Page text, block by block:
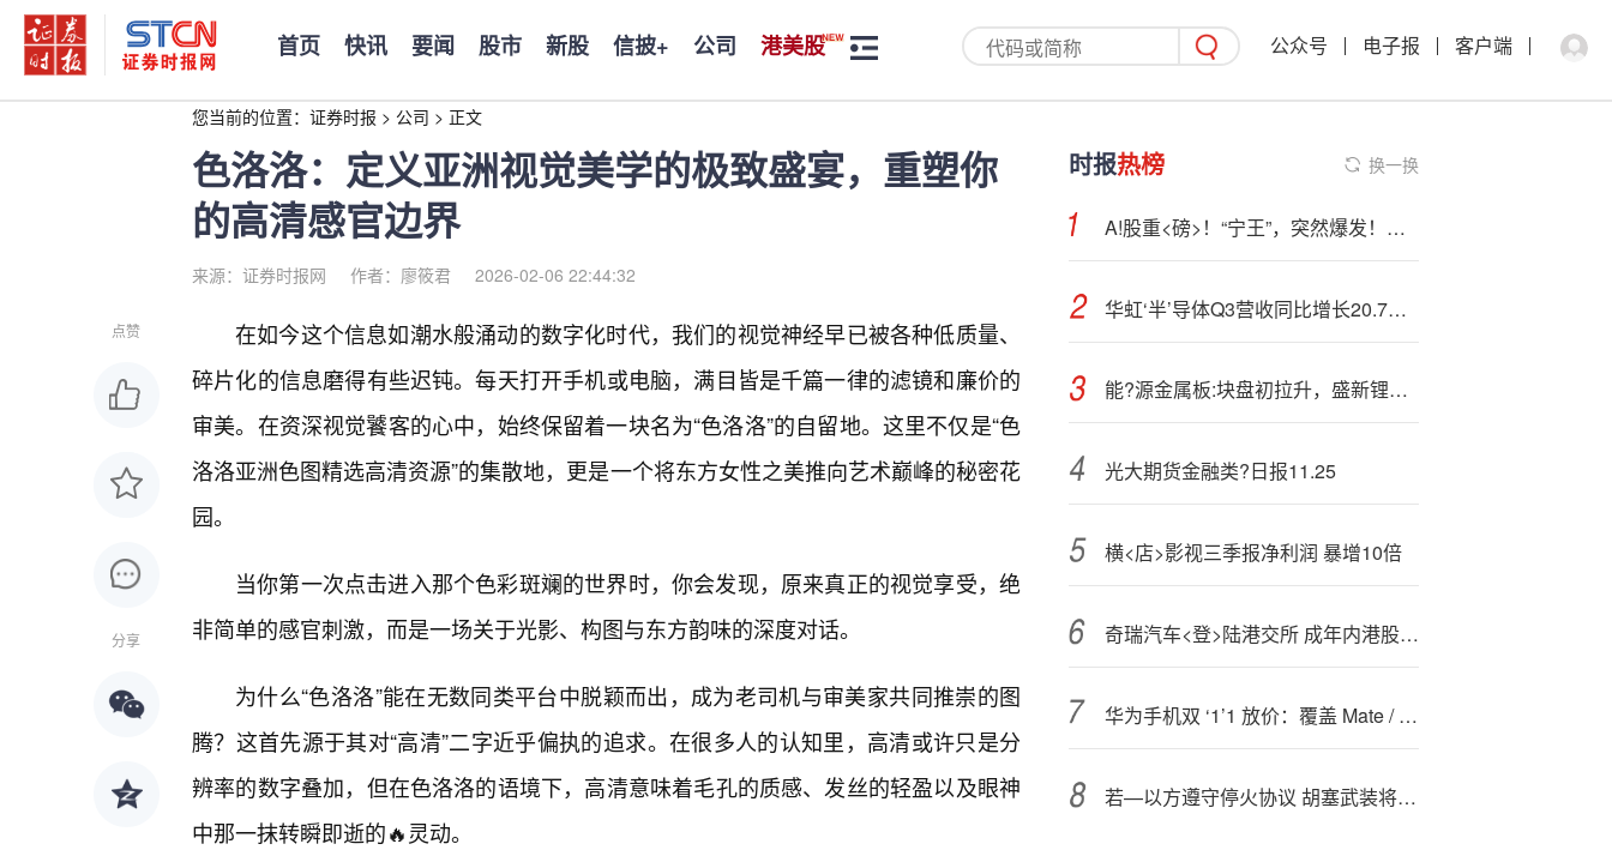
首页 快讯 要闻 股市 新股 信披+ 公司 港美股 公众号 电子报 客户端
您当前的位置： 证券时报 > 公司 > 正文
色洛洛：定义亚洲视觉美学的极致盛宴，重塑你
的高清感官边界
来源：证券时报网 作者：廖筱君 2026-02-06 22:44:32
点赞
分享
在如今这个信息如潮水般涌动的数字化时代，我们的视觉神经早已被各种低质量、
碎片化的信息磨得有些迟钝。每天打开手机或电脑，满目皆是千篇一律的滤镜和廉价的
审美。在资深视觉饕客的心中，始终保留着一块名为“色洛洛”的自留地。这里不仅是“色
洛洛亚洲色图精选高清资源”的集散地，更是一个将东方女性之美推向艺术巅峰的秘密花
园。
当你第一次点击进入那个色彩斑斓的世界时，你会发现，原来真正的视觉享受，绝
非简单的感官刺激，而是一场关于光影、构图与东方韵味的深度对话。
为什么“色洛洛”能在无数同类平台中脱颖而出，成为老司机与审美家共同推崇的图
腾？这首先源于其对“高清”二字近乎偏执的追求。在很多人的认知里，高清或许只是分
辨率的数字叠加，但在色洛洛的语境下，高清意味着毛孔的质感、发丝的轻盈以及眼神
中那一抹转瞬即逝的🔥灵动。
时报热榜 换一换
A!股重<磅>！“宁王”，突然爆发！四大驱动来袭
华虹‘半’导体Q3营收同比增长20.7%，12英寸晶圆需求强劲，预计Q4收入升至6.5-6.6亿美元 | 财报见闻
能?源金属板:块盘初拉升，盛新锂能涨停
光大期货金融类?日报11.25
横<店>影视三季报净利润 暴增10倍
奇瑞汽车<登>陆港交所 成年内港股最大车企IPO
华为手机双 ‘1’1 放价：覆盖 Mate / Pura / nova 系列机型、至高 1500 元券，今日 0 点生效
若—以方遵守停火协议 胡塞武装将停止打击